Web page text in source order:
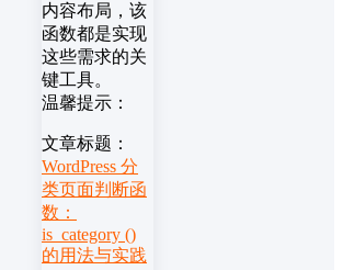
内容布局，该
函数都是实现
这些需求的关
键工具。
温馨提示：
文章标题：
WordPress 分
类页面判断函
数：
is_category ()
的用法与实践